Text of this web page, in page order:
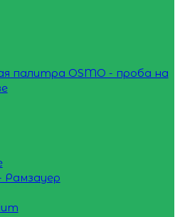
палитра OSMO - проба на
Рамзауер